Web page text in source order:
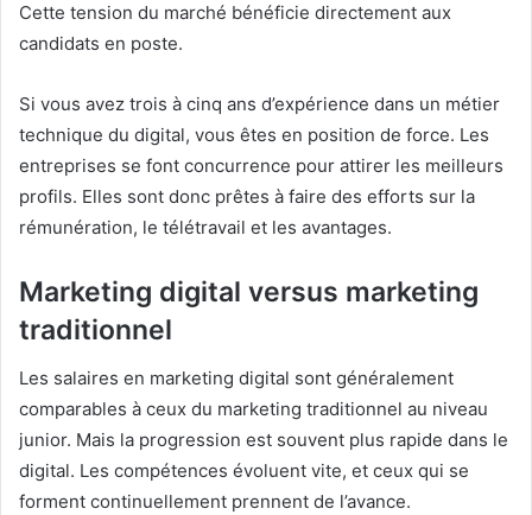
Cette tension du marché bénéficie directement aux
candidats en poste.
Si vous avez trois à cinq ans d’expérience dans un métier
technique du digital, vous êtes en position de force. Les
entreprises se font concurrence pour attirer les meilleurs
profils. Elles sont donc prêtes à faire des efforts sur la
rémunération, le télétravail et les avantages.
Marketing digital versus marketing
traditionnel
Les salaires en marketing digital sont généralement
comparables à ceux du marketing traditionnel au niveau
junior. Mais la progression est souvent plus rapide dans le
digital. Les compétences évoluent vite, et ceux qui se
forment continuellement prennent de l’avance.